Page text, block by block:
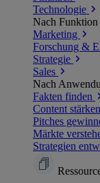
Technologie
Nach Funktion
Marketing
Forschung &
Strategie
Sales
Nach
Fakten finden
Content stärken
Pitches
Märkte
Strategien